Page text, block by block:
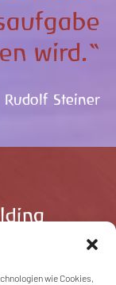
wie Cookies,
wird.“
Rudolf Steiner